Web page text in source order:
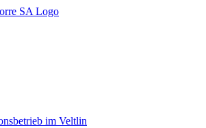
im Veltlin